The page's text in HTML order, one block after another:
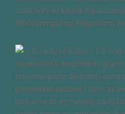
unikt som er
#förlovningsring #vigselring